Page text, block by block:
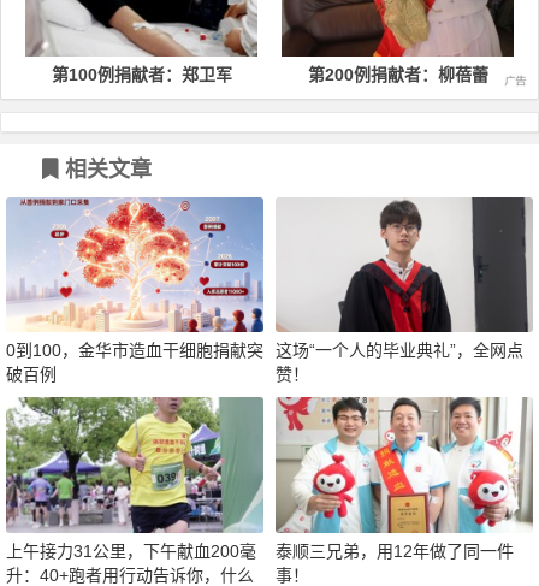
第100例捐献者：郑卫军 第200例捐献者：柳蓓蕾
相关文章
0到100，金华市造血干细胞捐献突
破百例
这场“一个人的毕业典礼”，全网点
赞！
上午接力31公里，下午献血200毫
升：40+跑者用行动告诉你，什么
泰顺三兄弟，用12年做了同一件
事！